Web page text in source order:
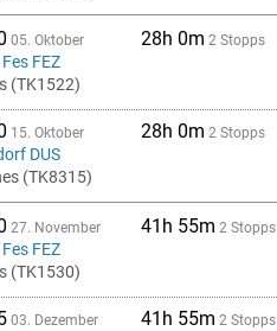
05. Oktober 28h 0m 2 Stopps
Fes FEZ
(TK1522)
15. Oktober 28h 0m 2 Stopps
DUS
(TK8315)
27. November 41h 55m 2 Stopps
Fes FEZ
(TK1530)
03. Dezember 41h 55m 2 Stopps